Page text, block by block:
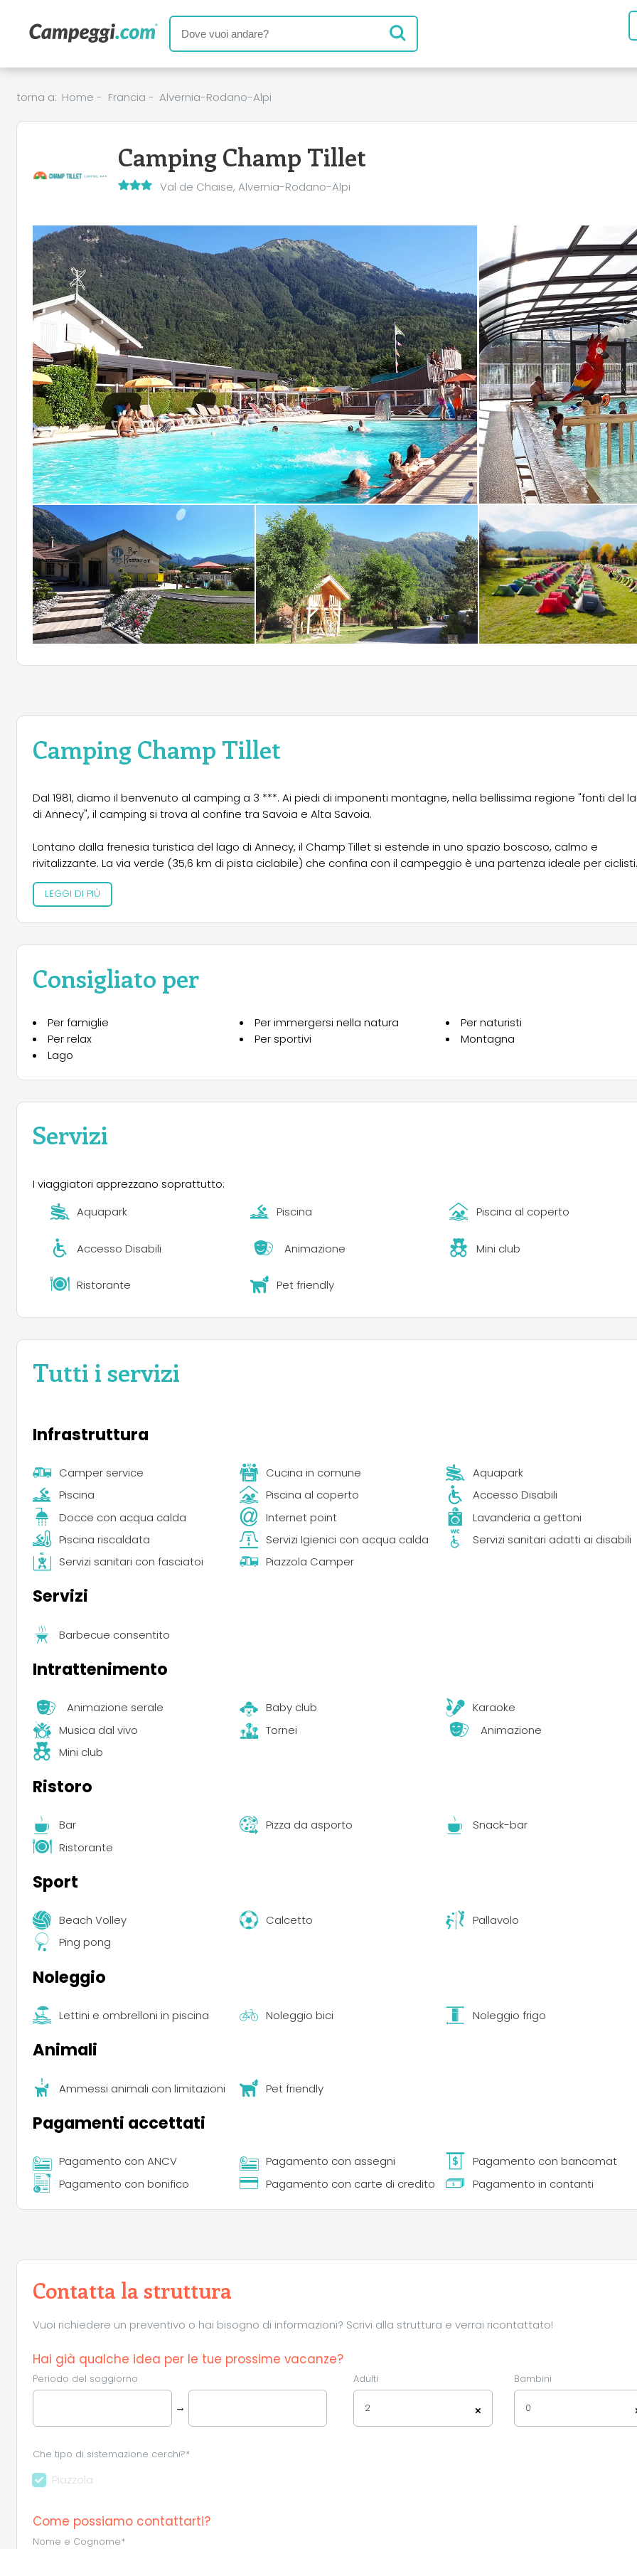
torna a: Home - Francia - Alvernia-Rodano-Alpi
Camping Champ Tillet
Val de Chaise, Alvernia-Rodano-Alpi
Camping Champ Tillet
Dal 1981, diamo il benvenuto al camping a 3 ***. Ai piedi di imponenti montagne, nella bellissima regione "fonti del
di Annecy", il camping si trova al confine tra Savoia e Alta Savoia.
Lontano dalla frenesia turistica del lago di Annecy, il Champ Tillet si estende in uno spazio boscoso, calmo e
rivitalizzante. La via verde (35,6 km di pista ciclabile) che confina con il campeggio è una partenza ideale per ciclisti
esperti assetati di leggendari passi di montagna o per famiglie che vogliono pedalare in sicurezza.
LEGGI DI PIÙ
Consigliato per
Per famiglie Per immergersi nella natura
Per naturisti
Per relax
Per sportivi
Montagna
Lago
Servizi
I viaggiatori apprezzano soprattutto:
Aquapark
Piscina Piscina al coperto
Accesso Disabili Animazione Mini club
Ristorante Pet friendly
Tutti i servizi
Infrastruttura
Camper service Cucina in comune
Aquapark
Piscina
Piscina al coperto
Accesso Disabili
Docce con acqua calda
Internet point
Lavanderia a gettoni
Piscina riscaldata
Servizi Igienici con acqua calda
Servizi sanitari adatti ai disabili
Servizi sanitari con fasciatoi
Piazzola Camper
Servizi
Barbecue consentito
Intrattenimento
Animazione serale Baby club
Karaoke
Musica dal vivo
Tornei
Animazione
Mini club
Ristoro
Bar Pizza da asporto
Snack-bar
Ristorante
Sport
Beach Volley Calcetto
Pallavolo
Ping pong
Noleggio
Lettini e ombrelloni in piscina Noleggio bici Noleggio frigo
Animali
Ammessi animali con limitazioni Pet friendly
Pagamenti accettati
Pagamento con ANCV Pagamento con assegni
Pagamento con bancomat
Pagamento con bonifico
Pagamento con carte di credito Pagamento in contanti
Contatta la struttura
Vuoi richiedere un preventivo o hai bisogno di informazioni? Scrivi alla struttura e verrai ricontattato!
Hai già qualche idea per le tue prossime vacanze?
Periodo del soggiorno
→
Adulti
×
2
Bambini
0
Che tipo di sistemazione cerchi?*
Piazzola
Come possiamo contattarti?
Nome e Cognome*